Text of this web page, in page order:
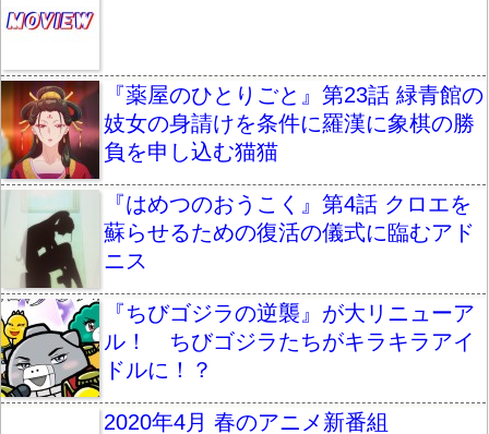
『薬屋のひとりごと』第23話 緑青館の
妓女の身請けを条件に羅漢に象棋の勝
負を申し込む猫猫
『はめつのおうこく』第4話 クロエを
蘇らせるための復活の儀式に臨むアド
ニス
『ちびゴジラの逆襲』が大リニューア
ル！ ちびゴジラたちがキラキラアイ
ドルに！？
2020年4月 春のアニメ新番組